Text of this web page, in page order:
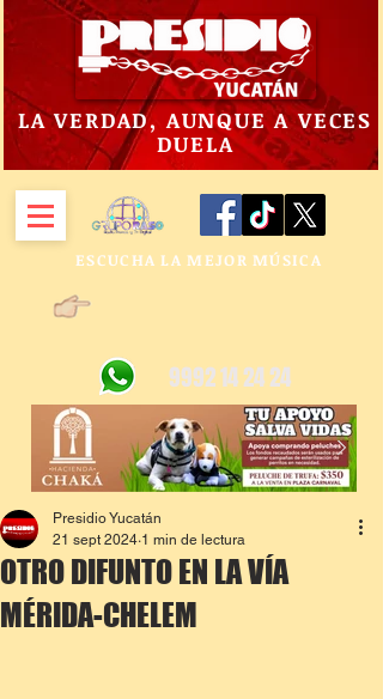
LA VERDAD, AUNQUE A VECES
DUELA
ESCUCHA LA MEJOR MÚSICA
9992 14 24 24
OTRO DIFUNTO EN LA VÍA
MÉRIDA-CHELEM
Presidio Yucatán
21 sept 2024 1 min de lectura